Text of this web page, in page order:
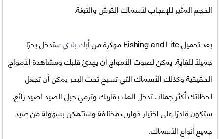
الحجم المثير للإعجاب لأسماك القرش والتونة.
بعدتحميل Fishing and Life مهكرة منأبك بلايستدخل بحرًا
جميلاً للغاية. يمكن لصوت الأمواج أن يهدئ قلبك ومشاهدة الأمواج
الحقيقية وكذلك الأسماك التي تسبح تحت البحر يمكن أن تجعل
لحظاتك أكثر جمالا. تدخل الماء بقاربك وترمي حبل الصيد لصيد رائع.
ستكون قادرًا على اختيار قوارب مختلفة وستتمكن بسهولة من صيد
جميع أنواع الأسماك.